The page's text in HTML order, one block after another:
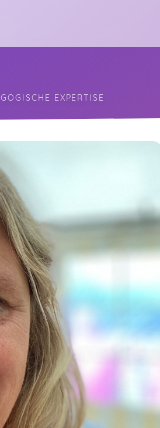
EXPERTISE
Dank, es war toll!!!
herzlichen Dank Dir für das
Es hatte sehr wertvolle
und war sehr hilfreich für
Sich dessen bewusst zu
wie man auch reagieren kann
ist jetzt meine persönliche
🤗 Liebe Grüße Diana
eine mega intensive Stunde,
gut getan hat. Tausend Dank
Webinar